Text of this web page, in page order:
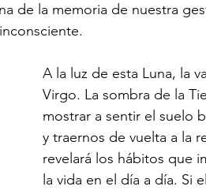
de la memoria de nuestra
A la luz de esta Luna, la
Virgo. La sombra de la
mostrar a sentir el suelo
y traernos de vuelta a la
revelará los hábitos que
la vida en el día a día. Si